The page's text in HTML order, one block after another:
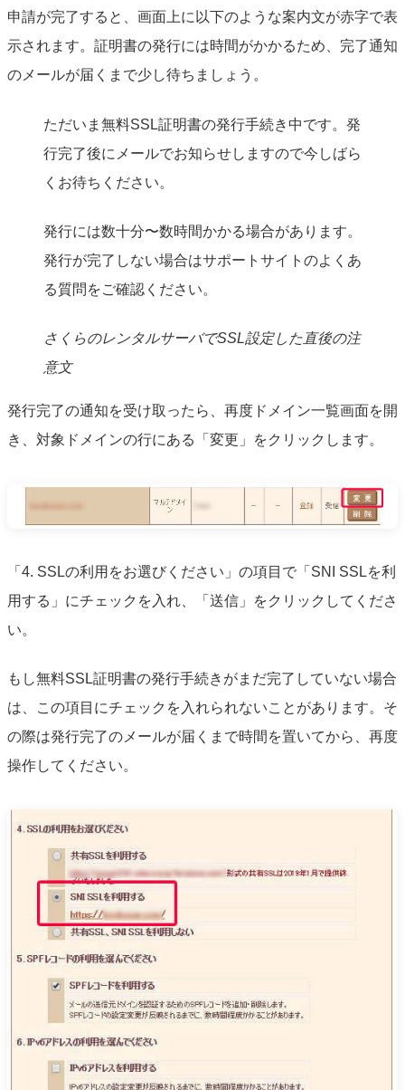
申請が完了すると、画面上に以下のような案内文が赤字で表
示されます。証明書の発行には時間がかかるため、完了通知
のメールが届くまで少し待ちましょう。
ただいま無料SSL証明書の発行手続き中です。発
行完了後にメールでお知らせしますので今しばら
くお待ちください。
発行には数十分〜数時間かかる場合があります。
発行が完了しない場合はサポートサイトのよくあ
る質問をご確認ください。
さくらのレンタルサーバでSSL設定した直後の注
意文
発行完了の通知を受け取ったら、再度ドメイン一覧画面を開
き、対象ドメインの行にある「変更」をクリックします。
「4. SSLの利用をお選びください」の項目で「SNI SSLを利
用する」にチェックを入れ、「送信」をクリックしてくださ
い。
もし無料SSL証明書の発行手続きがまだ完了していない場合
は、この項目にチェックを入れられないことがあります。そ
の際は発行完了のメールが届くまで時間を置いてから、再度
操作してください。